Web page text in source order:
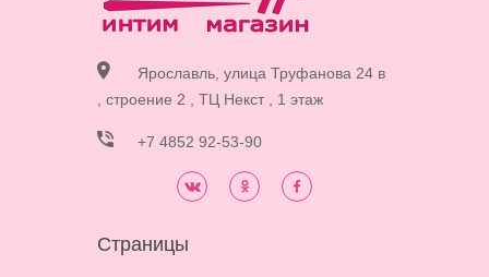
Ярославль, улица Труфанова 24 в
, строение 2 , ТЦ Некст , 1 этаж
+7 4852 92-53-90
Страницы